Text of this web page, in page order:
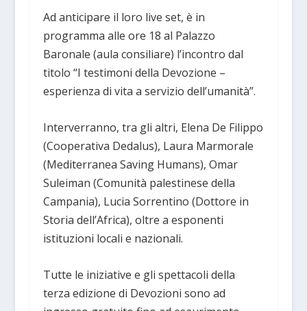
Ad anticipare il loro live set, è in
programma alle ore 18 al Palazzo
Baronale (aula consiliare) l’incontro dal
titolo “I testimoni della Devozione –
esperienza di vita a servizio dell’umanità”.
Interverranno, tra gli altri, Elena De Filippo
(Cooperativa Dedalus), Laura Marmorale
(Mediterranea Saving Humans), Omar
Suleiman (Comunità palestinese della
Campania), Lucia Sorrentino (Dottore in
Storia dell’Africa), oltre a esponenti
istituzioni locali e nazionali.
Tutte le iniziative e gli spettacoli della
terza edizione di Devozioni sono ad